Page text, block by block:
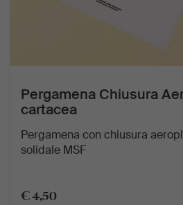
Pergamena Chiusura
cartacea
Pergamena con chiusura
solidale MSF
€ 4,50